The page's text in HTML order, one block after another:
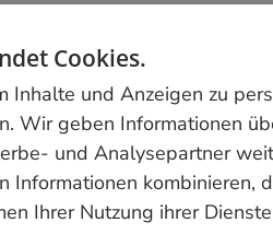
Mehr erfahren?
Sie uns an unter der
Sie eine E-Mail an
Wir
Kunden.
Cookies.
Inhalte und Anzeigen zu
Wir geben Informationen
und Analysepartner
Informationen kombinieren,
Ihrer Nutzung ihrer